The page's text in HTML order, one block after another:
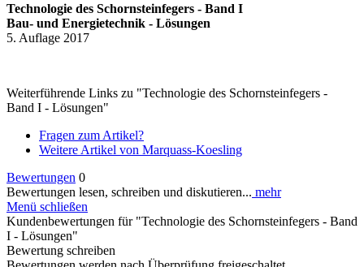
Technologie des Schornsteinfegers - Band I
Bau- und Energietechnik - Lösungen
5. Auflage 2017
Weiterführende Links zu "Technologie des Schornsteinfegers -
Band I - Lösungen"
Fragen zum Artikel?
Weitere Artikel von Marquass-Koesling
Bewertungen 0
Bewertungen lesen, schreiben und diskutieren... mehr
Menü schließen
Kundenbewertungen für "Technologie des Schornsteinfegers - Band
I - Lösungen"
Bewertung schreiben